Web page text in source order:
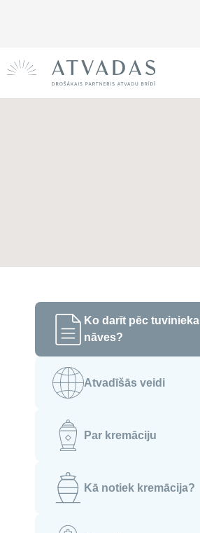
Ko darīt pēc tuvinieka
nāves?
Atvadīšās veidi
Par kremāciju
Kā notiek kremācija?